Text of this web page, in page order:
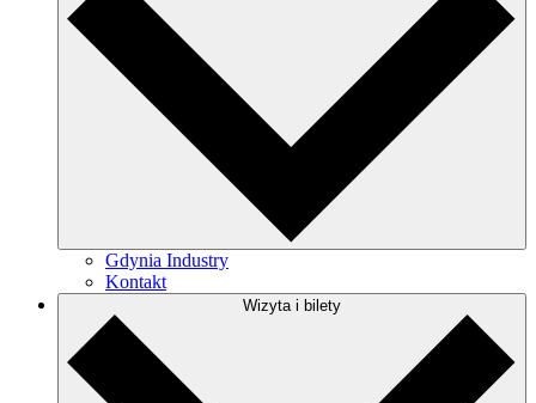
Gdynia Industry
Kontakt
Wizyta i bilety